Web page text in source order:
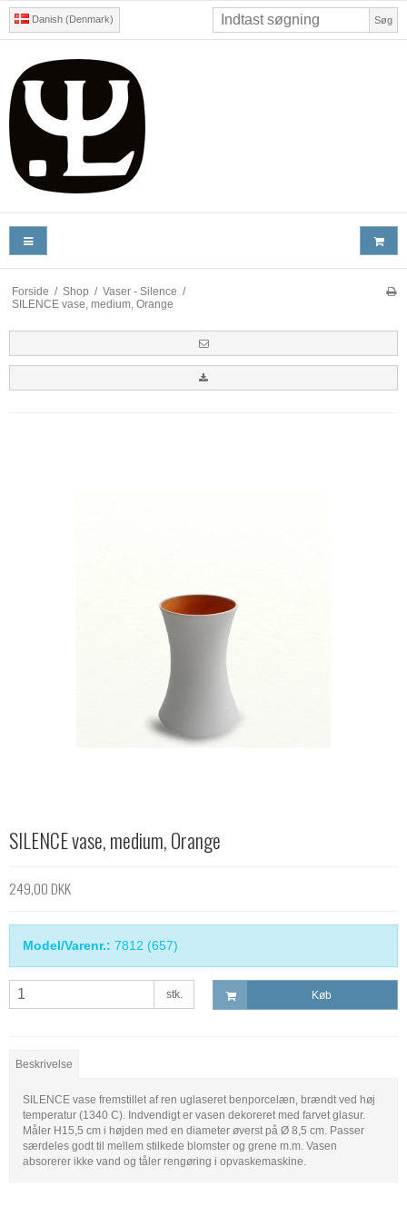
Danish (Denmark) Søg
Forside / Shop / Vaser - Silence /
SILENCE vase, medium, Orange
SILENCE vase, medium, Orange
249,00 DKK
Model/Varenr.: 7812 (657)
stk. Køb
Beskrivelse
SILENCE vase fremstillet af ren uglaseret benporcelæn, brændt ved høj
temperatur (1340 C). Indvendigt er vasen dekoreret med farvet glasur.
Måler H15,5 cm i højden med en diameter øverst på Ø 8,5 cm. Passer
særdeles godt til mellem stilkede blomster og grene m.m. Vasen
absorerer ikke vand og tåler rengøring i opvaskemaskine.